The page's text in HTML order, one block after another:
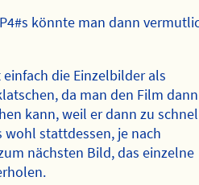
könnte man dann
die Einzelbilder als
da man den Film dann
kann, weil er dann zu
wohl stattdessen, je nach
nächsten Bild, das einzelne